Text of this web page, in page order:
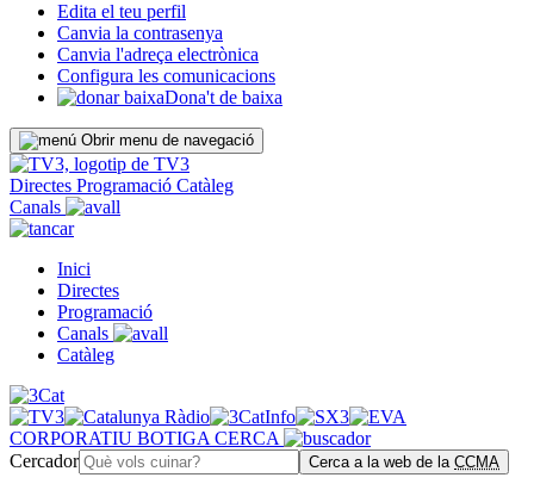
Edita el teu perfil
Canvia la contrasenya
Canvia l'adreça electrònica
Configura les comunicacions
Dona't de baixa
Obrir menu de navegació
Directes Programació Catàleg
Canals
Inici
Directes
Programació
Canals
Catàleg
CORPORATIU BOTIGA CERCA
Cercador
Cerca a la web de la CCMA